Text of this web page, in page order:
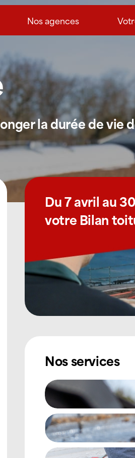
Nos agences
la durée de vie
Du 7 avril au
votre Bilan
Nos services